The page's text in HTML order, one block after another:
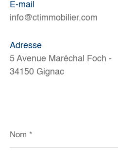
E-mail
info@ctimmobilier.com
Adresse
5 Avenue Maréchal Foch -
34150 Gignac
*